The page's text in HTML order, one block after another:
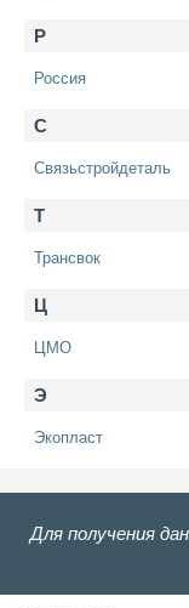
Р
Россия
С
Связьстройдеталь
Т
Трансвок
Ц
ЦМО
Э
Экопласт
Для получения